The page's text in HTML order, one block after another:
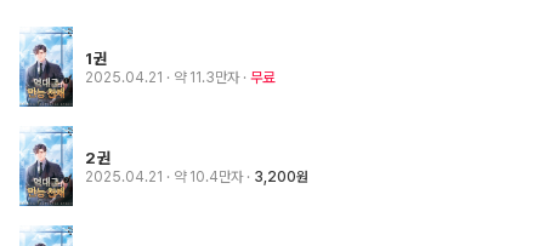
1권
2025.04.21 · 약 11.3만자 무료
2권
2025.04.21 · 약 10.4만자 3,200원